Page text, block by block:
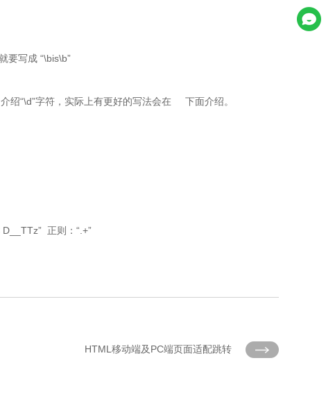
要写成 “\bis\b”
绍“\d”字符，实际上有更好的写法会在 下面介绍。
正则：“.+”
HTML移动端及PC端页面适配跳转